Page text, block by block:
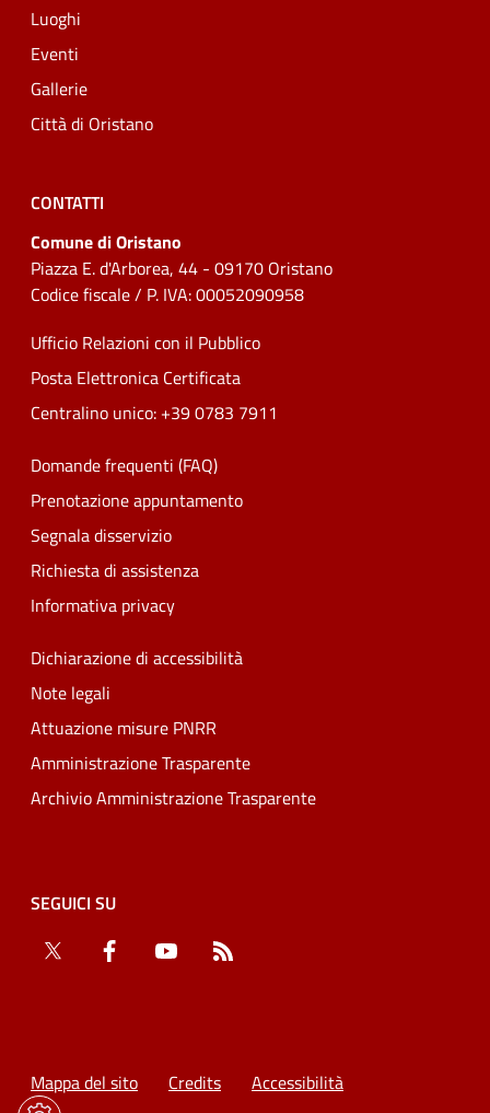
Luoghi
Eventi
Gallerie
Città di Oristano
CONTATTI
Comune di Oristano
Piazza E. d'Arborea, 44 - 09170 Oristano
Codice fiscale / P. IVA: 00052090958
Ufficio Relazioni con il Pubblico
Posta Elettronica Certificata
Centralino unico: +39 0783 7911
Domande frequenti (FAQ)
Prenotazione appuntamento
Segnala disservizio
Richiesta di assistenza
Informativa privacy
Dichiarazione di accessibilità
Note legali
Attuazione misure PNRR
Amministrazione Trasparente
Archivio Amministrazione Trasparente
SEGUICI SU
Twitter
Facebook YouTube
Mappa del sito Credits Accessibilità